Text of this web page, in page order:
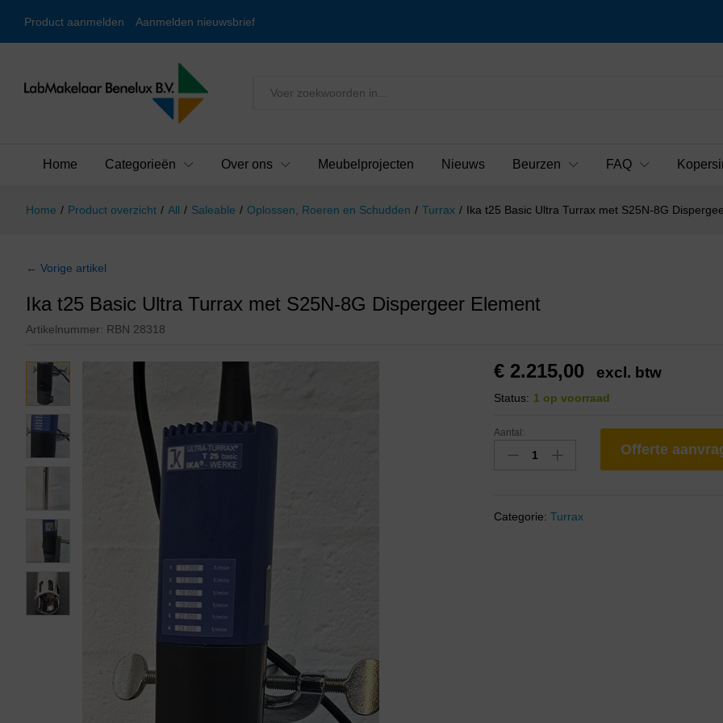
Product aanmelden Aanmelden nieuwsbrief
Alles
Home Categorieën Over ons Meubelprojecten Nieuws Beurzen FAQ
Home / Product overzicht / All / Saleable / Oplossen, Roeren en Schudden / Turrax / Ika t25 Basic Ultra Turrax met S25N-8G
← Vorige artikel
Ika t25 Basic Ultra Turrax met S25N-8G Dispergeer Element
Artikelnummer: RBN 28318
€ 2.215,00 excl. btw
Status: 1 op voorraad
Aantal:
Offerte
Categorie:Turrax